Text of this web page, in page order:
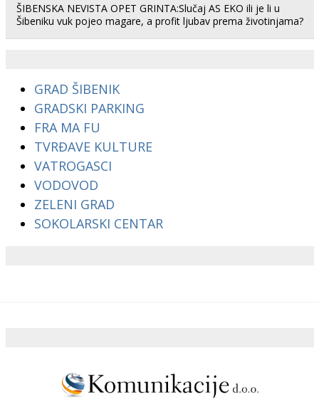
ŠIBENSKA NEVISTA OPET GRINTA:Slučaj AS EKO ili je li u
Šibeniku vuk pojeo magare, a profit ljubav prema životinjama?
GRAD ŠIBENIK
GRADSKI PARKING
FRA MA FU
TVRĐAVE KULTURE
VATROGASCI
VODOVOD
ZELENI GRAD
SOKOLARSKI CENTAR